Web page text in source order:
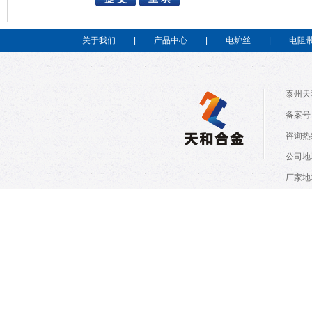
关于我们 产品中心 电炉丝 电阻
泰州
备案
咨询
公司
厂家